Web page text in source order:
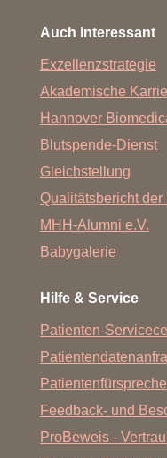
Auch interessant
Exzellenzstrategie
Akademische
Hannover
Blutspende-Dienst
Gleichstellung
Qualitätsbericht der
MHH-Alumni e.V.
Babygalerie
Hilfe & Service
Patienten-
Feedback- und
ProBeweis -